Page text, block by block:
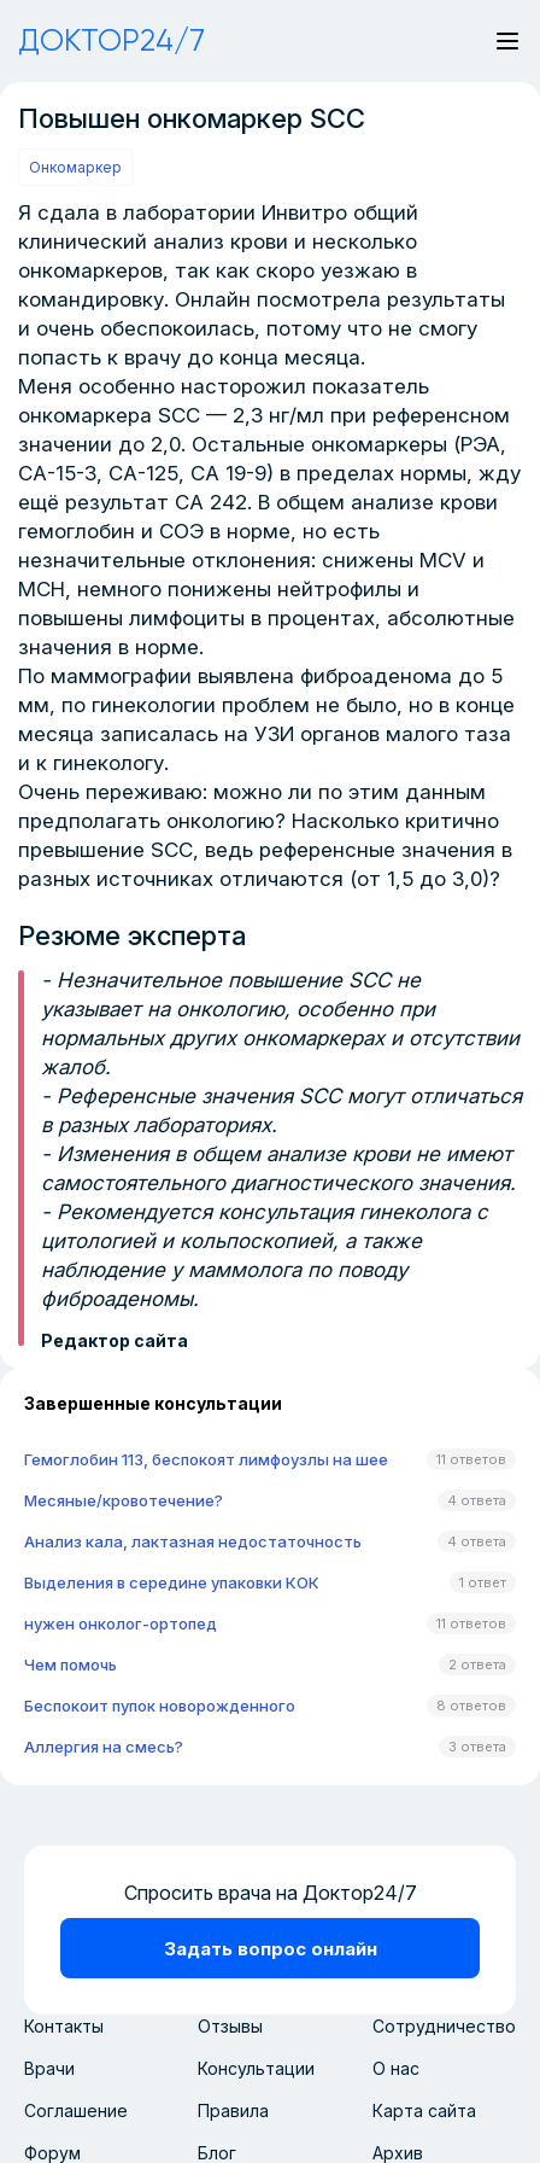
ДОКТОР24/7
Повышен онкомаркер SCC
Онкомаркер
Я сдала в лаборатории Инвитро общий
клинический анализ крови и несколько
онкомаркеров, так как скоро уезжаю в
командировку. Онлайн посмотрела результаты
и очень обеспокоилась, потому что не смогу
попасть к врачу до конца месяца.
Меня особенно насторожил показатель
онкомаркера SCC — 2,3 нг/мл при референсном
значении до 2,0. Остальные онкомаркеры (РЭА,
СА-15-3, СА-125, СА 19-9) в пределах нормы, жду
ещё результат СА 242. В общем анализе крови
гемоглобин и СОЭ в норме, но есть
незначительные отклонения: снижены MCV и
MCH, немного понижены нейтрофилы и
повышены лимфоциты в процентах, абсолютные
значения в норме.
По маммографии выявлена фиброаденома до 5
мм, по гинекологии проблем не было, но в конце
месяца записалась на УЗИ органов малого таза
и к гинекологу.
Очень переживаю: можно ли по этим данным
предполагать онкологию? Насколько критично
превышение SCC, ведь референсные значения в
разных источниках отличаются (от 1,5 до 3,0)?
Резюме эксперта
- Незначительное повышение SCC не
указывает на онкологию, особенно при
нормальных других онкомаркерах и отсутствии
жалоб.
- Референсные значения SCC могут отличаться
в разных лабораториях.
- Изменения в общем анализе крови не имеют
самостоятельного диагностического значения.
- Рекомендуется консультация гинеколога с
цитологией и кольпоскопией, а также
наблюдение у маммолога по поводу
фиброаденомы.
Редактор сайта
Завершенные консультации
Гемоглобин 113, беспокоят лимфоузлы на шее 11 ответов
Месяные/кровотечение? 4 ответа
Анализ кала, лактазная недостаточность 4 ответа
Выделения в середине упаковки КОК 1 ответ
нужен онколог-ортопед 11 ответов
Чем помочь 2 ответа
Беспокоит пупок новорожденного 8 ответов
Аллергия на смесь? 3 ответа
Контакты Отзывы Сотрудничество
Врачи Консультации О нас
Соглашение Правила Карта сайта
Форум Блог Архив
Спросить врача на Доктор24/7
Задать вопрос онлайн